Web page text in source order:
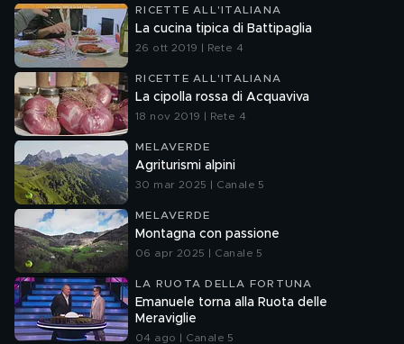
RICETTE ALL'ITALIANA
La cucina tipica di Battipaglia
26 ott 2019 | Rete 4
RICETTE ALL'ITALIANA
La cipolla rossa di Acquaviva
18 nov 2019 | Rete 4
MELAVERDE
Agriturismi alpini
30 mar 2025 | Canale 5
MELAVERDE
Montagna con passione
06 apr 2025 | Canale 5
LA RUOTA DELLA FORTUNA
Emanuele torna alla Ruota delle
Meraviglie
04 ago | Canale 5